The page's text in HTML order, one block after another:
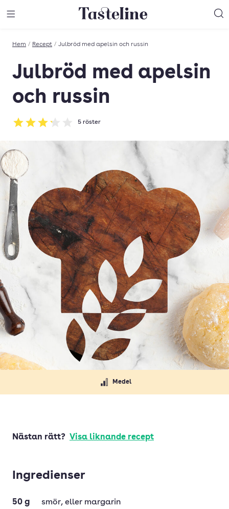
Till Tastelines startsida
Hem / Recept / Julbröd med apelsin och russin
Julbröd med apelsin
och russin
Betyg: 3.2 av 5
5 röster
Medel
Nästan rätt? Visa liknande recept
Ingredienser
50 g smör, eller margarin